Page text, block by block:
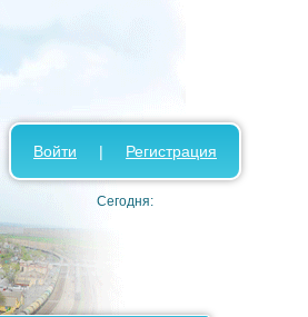
Войти | Регистрация
Сегодня: